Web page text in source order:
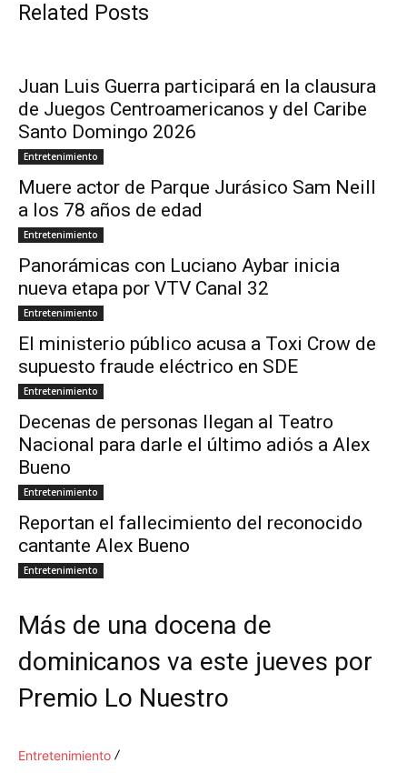
Related Posts
Juan Luis Guerra participará en la clausura
de Juegos Centroamericanos y del Caribe
Santo Domingo 2026
Entretenimiento
Muere actor de Parque Jurásico Sam Neill
a los 78 años de edad
Entretenimiento
Panorámicas con Luciano Aybar inicia
nueva etapa por VTV Canal 32
Entretenimiento
El ministerio público acusa a Toxi Crow de
supuesto fraude eléctrico en SDE
Entretenimiento
Decenas de personas llegan al Teatro
Nacional para darle el último adiós a Alex
Bueno
Entretenimiento
Reportan el fallecimiento del reconocido
cantante Alex Bueno
Entretenimiento
Más de una docena de
dominicanos va este jueves por
Premio Lo Nuestro
Entretenimiento